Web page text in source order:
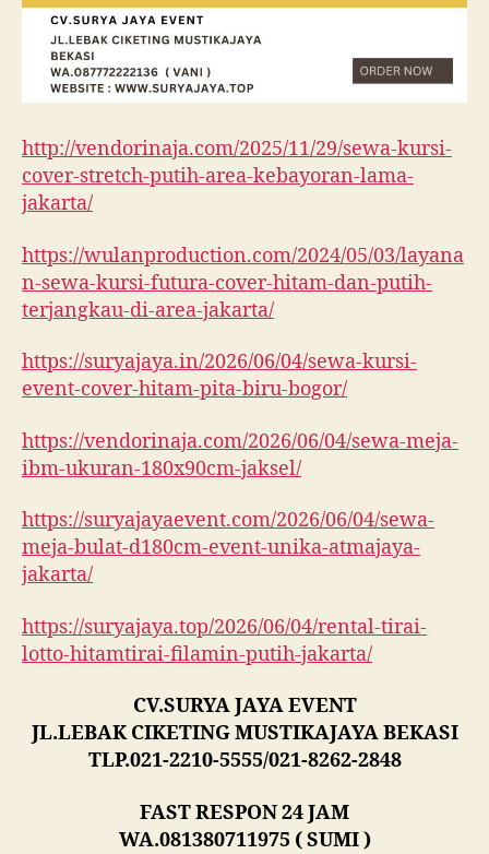
http://vendorinaja.com/2025/11/29/sewa-kursi-
cover-stretch-putih-area-kebayoran-lama-
jakarta/
https://wulanproduction.com/2024/05/03/layana
n-sewa-kursi-futura-cover-hitam-dan-putih-
terjangkau-di-area-jakarta/
https://suryajaya.in/2026/06/04/sewa-kursi-
event-cover-hitam-pita-biru-bogor/
https://vendorinaja.com/2026/06/04/sewa-meja-
ibm-ukuran-180x90cm-jaksel/
https://suryajayaevent.com/2026/06/04/sewa-
meja-bulat-d180cm-event-unika-atmajaya-
jakarta/
https://suryajaya.top/2026/06/04/rental-tirai-
lotto-hitamtirai-filamin-putih-jakarta/
CV.SURYA JAYA EVENT
JL.LEBAK CIKETING MUSTIKAJAYA BEKASI
TLP.021-2210-5555/021-8262-2848
FAST RESPON 24 JAM
WA.081380711975 ( SUMI )